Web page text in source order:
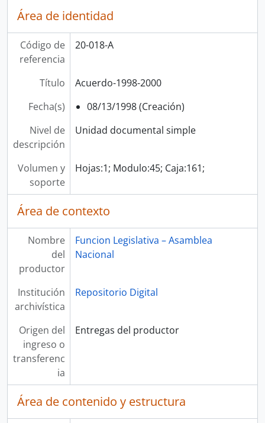
Área de identidad
Código de
referencia
20-018-A
Título
Acuerdo-1998-2000
Fecha(s)
08/13/1998 (Creación)
Nivel de
descripción
Unidad documental simple
Volumen y
soporte
Hojas:1; Modulo:45; Caja:161;
Área de contexto
Nombre
del
productor
Funcion Legislativa – Asamblea
Nacional
Institución
archivística
Repositorio Digital
Origen del
ingreso o
transferenc
ia
Entregas del productor
Área de contenido y estructura